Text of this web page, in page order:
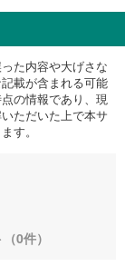
た内容や大げさな
載が含まれる可能
の情報であり、現
ただいた上で本サ
す。
0件）